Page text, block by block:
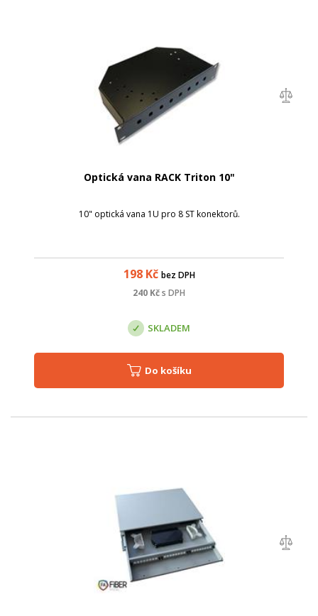
Optická vana RACK Triton 10"
10" optická vana 1U pro 8 ST konektorů.
198Kč bez DPH
240 Kčs DPH
SKLADEM
Do košíku